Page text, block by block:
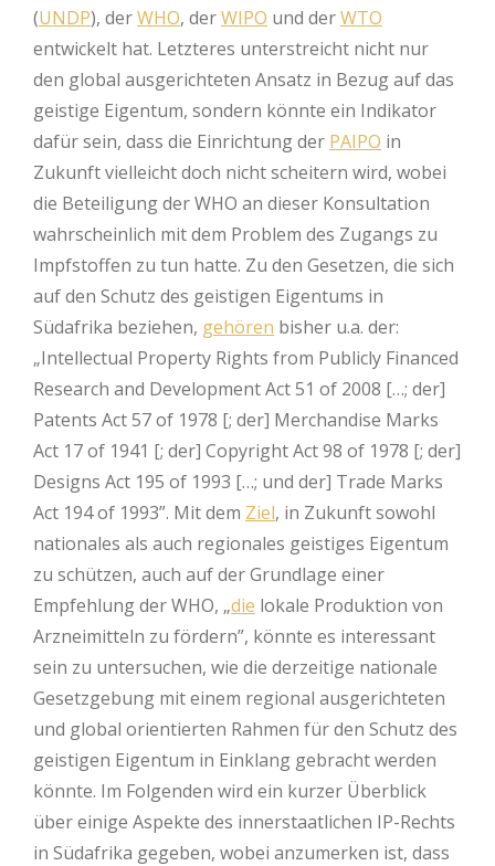
(UNDP), derWHO, derWIPO und derWTO
entwickelt hat. Letzteres unterstreicht nicht nur
den global ausgerichteten Ansatz in Bezug auf das
geistige Eigentum, sondern könnte ein Indikator
dafür sein, dass die Einrichtung der PAIPO in
Zukunft vielleicht doch nicht scheitern wird, wobei
die Beteiligung der WHO an dieser Konsultation
wahrscheinlich mit dem Problem des Zugangs zu
Impfstoffen zu tun hatte. Zu den Gesetzen, die sich
auf den Schutz des geistigen Eigentums in
Südafrika beziehen, gehören bisher u.a. der:
„Intellectual Property Rights from Publicly Financed
Research and Development Act 51 of 2008 […; der]
Patents Act 57 of 1978 [; der] Merchandise Marks
Act 17 of 1941 [; der] Copyright Act 98 of 1978 [; der]
Designs Act 195 of 1993 […; und der] Trade Marks
Act 194 of 1993”. Mit dem Ziel, in Zukunft sowohl
nationales als auch regionales geistiges Eigentum
zu schützen, auch auf der Grundlage einer
Empfehlung der WHO, „die lokale Produktion von
Arzneimitteln zu fördern”, könnte es interessant
sein zu untersuchen, wie die derzeitige nationale
Gesetzgebung mit einem regional ausgerichteten
und global orientierten Rahmen für den Schutz des
geistigen Eigentum in Einklang gebracht werden
könnte. Im Folgenden wird ein kurzer Überblick
über einige Aspekte des innerstaatlichen IP-Rechts
in Südafrika gegeben, wobei anzumerken ist, dass